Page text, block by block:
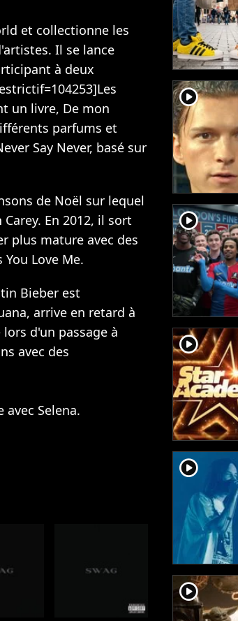
et collectionne les
Il se lance
à deux
un livre, De mon
parfums et
Say Never, basé sur
de Noël sur lequel
En 2012, il sort
plus mature avec des
Love Me.
Bieber est
arrive en retard à
d'un passage à
avec des
avec Selena.
player2
player2
player2
player2
player2